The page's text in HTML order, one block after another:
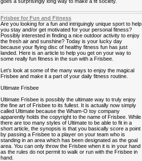
Frisbee for Fun and Fitness
Are you looking for a fun and intriguingly unique sport to help
you stay and/or get motivated for your personal fitness?
Possibly interested in finding a nice outdoor activity to enjoy
the fresh air and sunshine? Today is your lucky day
because your flying disc of healthy fitness fun has just
landed. Here is an article to help you get on your way to
some really fun fitness in the sun with a Frisbee.
Let’s look at some of the many ways to enjoy the magical
Frisbee and make it a part of your daily fitness routine.
Ultimate Frisbee
Ultimate Frisbee is possibly the ultimate way to truly enjoy
the fine art of Frisbee to its fullest. It is actually now simply
called Ultimate because the Wham-O toy company
apparently holds the copyright to the name of Frisbee. While
there are too many styles of Ultimate to be able to fit in a
short article, the synopsis is that you basically score a point
by passing a Frisbee to a player on your team who is
standing in an area which has been designated as the goal
area. You can only throw the Frisbee when it is in your hand
as the rules do not permit to walk or run with the Frisbee in
hand.